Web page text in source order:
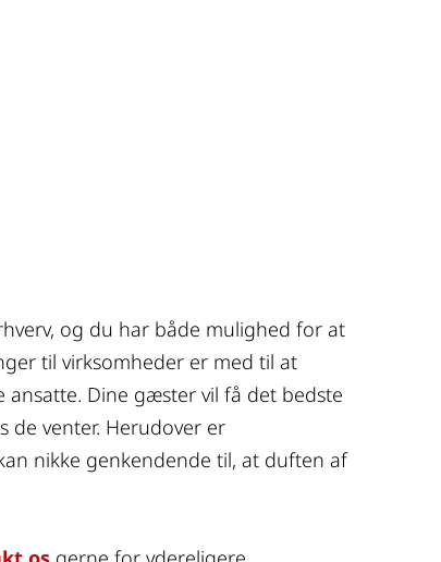
og du har både mulighed for at
til virksomheder er med til at
Dine gæster vil få det bedste
de venter. Herudover er
nikke genkendende til, at duften af